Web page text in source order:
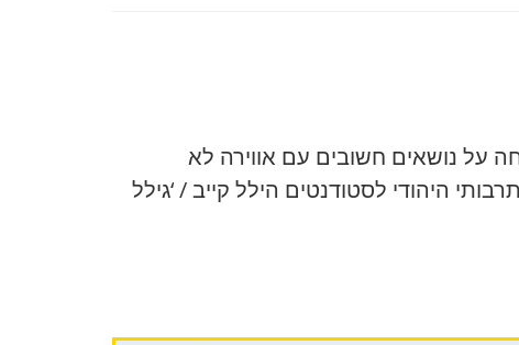
על נושאים חשובים עם אווירה לא
היהודי לסטודנטים הילל קייב / ‘גילל